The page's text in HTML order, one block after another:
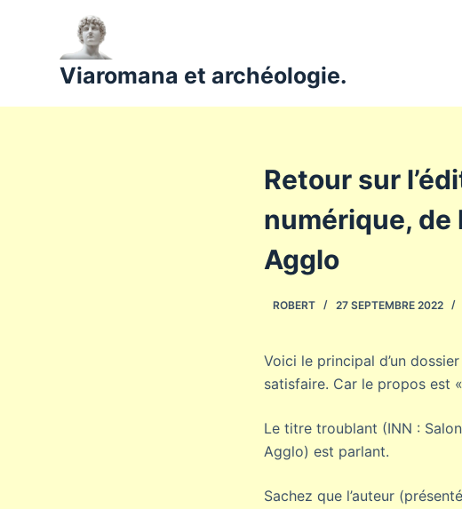
Viaromana et archéologie.
Retour sur
numérique, de
Agglo
ROBERT 27 SEPTEMBRE 2022
Voici le principal d’un
satisfaire. Car le propos est
Le titre troublant (INN :
Agglo) est parlant.
Sachez que l’auteur